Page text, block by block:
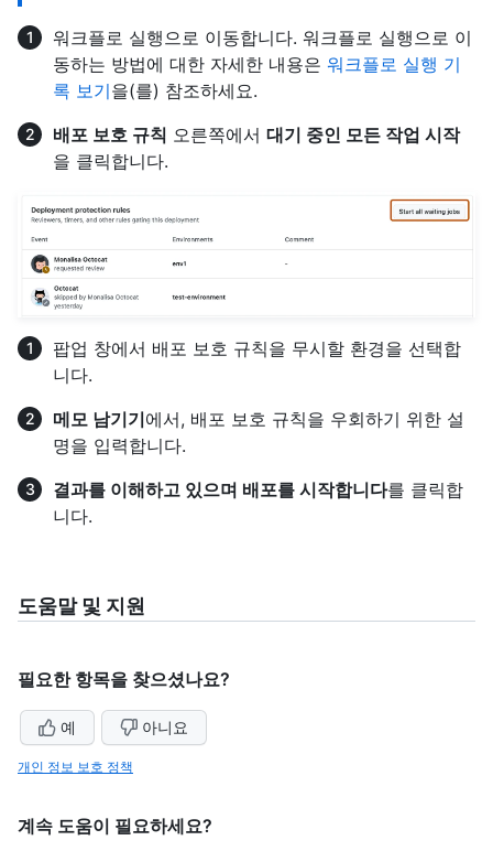
워크플로 실행으로 이동합니다. 워크플로 실행으로 이
동하는 방법에 대한 자세한 내용은 워크플로 실행 기
록 보기을(를) 참조하세요.
배포 보호 규칙 오른쪽에서 대기 중인 모든 작업 시작
을 클릭합니다.
팝업 창에서 배포 보호 규칙을 무시할 환경을 선택합
니다.
메모 남기기에서, 배포 보호 규칙을 우회하기 위한 설
명을 입력합니다.
결과를 이해하고 있으며 배포를 시작합니다를 클릭합
니다.
도움말 및 지원
필요한 항목을 찾으셨나요?
예 아니요
개인 정보 보호 정책
계속 도움이 필요하세요?